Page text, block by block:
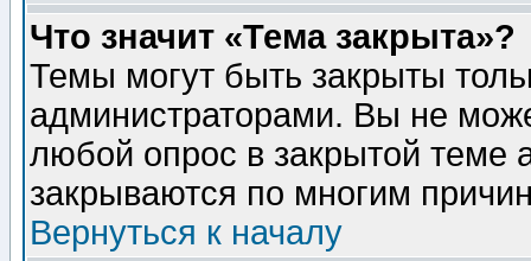
Что значит «Тема закрыта»?
Темы могут быть закрыты
администраторами. Вы не
любой опрос в закрытой теме
закрываются по многим
Вернуться к началу